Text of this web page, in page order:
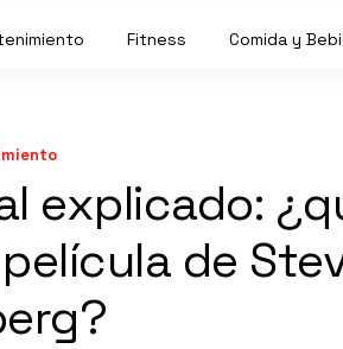
Fitness Comida y
explicado:
de